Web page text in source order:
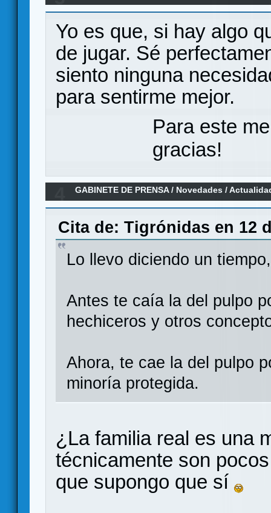
Yo es que, si hay algo
de jugar. Sé
siento ninguna
para sentirme mejor.
Para este
gracias!
GABINETE DE PRENSA/ Novedades /
el jabón" de SDGames, en el Periódico
Cita de: Tigrónidas en 12
Lo llevo diciendo un
Antes te caía la del pulpo
hechiceros y otros
Ahora, te cae la del pulpo
minoría protegida.
¿La familia real es una
técnicamente son
que supongo que sí